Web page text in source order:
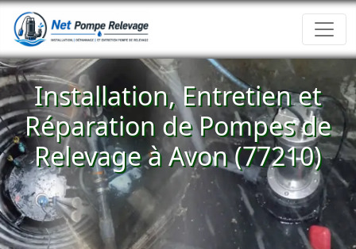
Installation, Entretien et
Réparation de Pompes de
Relevage à Avon (77210)